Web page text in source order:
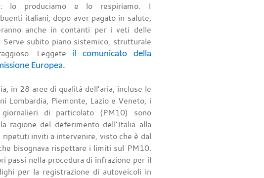
lo produciamo e lo respiriamo. I
italiani, dopo aver pagato in salute,
anche in contanti per i veti delle
Serve subito piano sistemico, strutturale
Leggete
il comunicato della
Europea.
in 28 aree di qualità dell’aria, incluse le
Lombardia, Piemonte, Lazio e Veneto, i
di particolato (PM10) sono
ragione del deferimento dell’Italia alla
ripetuti inviti a intervenire, visto che è dal
bisognava rispettare i limiti sul PM10.
passi nella procedura di infrazione per il
per la registrazione di autoveicoli in